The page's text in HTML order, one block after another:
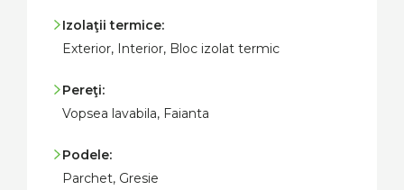
Izolaţii termice:
Exterior, Interior, Bloc izolat termic
Pereţi:
Vopsea lavabila, Faianta
Podele:
Parchet, Gresie